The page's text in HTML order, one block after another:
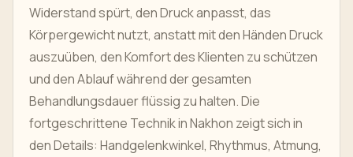
Widerstand spürt, den Druck anpasst, das
Körpergewicht nutzt, anstatt mit den Händen Druck
auszuüben, den Komfort des Klienten zu schützen
und den Ablauf während der gesamten
Behandlungsdauer flüssig zu halten. Die
fortgeschrittene Technik in Nakhon zeigt sich in
den Details: Handgelenkwinkel, Rhythmus, Atmung,